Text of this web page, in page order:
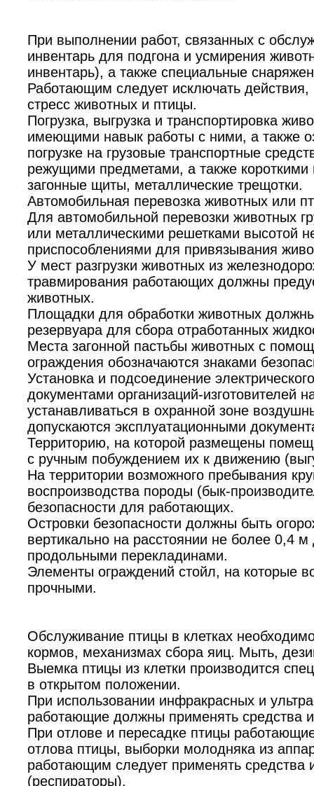
При выполнении работ, связанных с
инвентарь для подгона и усмирения
инвентарь), а также специальные
Работающим следует исключать
стресс животных и птицы.
Погрузка, выгрузка и транспортировка
имеющими навык работы с ними, а также
погрузке на грузовые транспортные
режущими предметами, а также
загонные щиты, металлические трещотки.
Автомобильная перевозка животных или
Для автомобильной перевозки животных
или металлическими решетками
приспособлениями для привязывания
У мест разгрузки животных из
травмирования работающих должны
животных.
Площадки для обработки животных
резервуара для сбора отработанных
Места загонной пастьбы животных с
ограждения обозначаются знаками
Установка и подсоединение
документами организаций-изготовителей
устанавливаться в охранной зоне
допускаются эксплуатационными
Территорию, на которой размещены
с ручным побуждением их к движению
На территории возможного пребывания
воспроизводства породы (бык-
безопасности для работающих.
Островки безопасности должны быть
вертикально на расстоянии не более 0,4
продольными перекладинами.
Элементы ограждений стойл, на которые
прочными.
Обслуживание птицы в клетках
кормов, механизмах сбора яиц. Мыть,
Выемка птицы из клетки производится
в открытом положении.
При использовании инфракрасных и
работающие должны применять средства
При отлове и пересадке птицы
отлова птицы, выборки молодняка из
работающим следует применять
(респираторы).